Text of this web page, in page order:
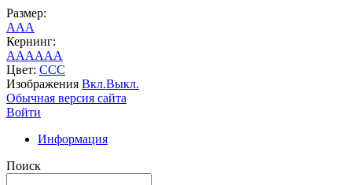
Размер:
AAA
Кернинг:
AAAAAA
Цвет: CCC
Изображения Вкл.Выкл.
Обычная версия сайта
Войти
Информация
Поиск